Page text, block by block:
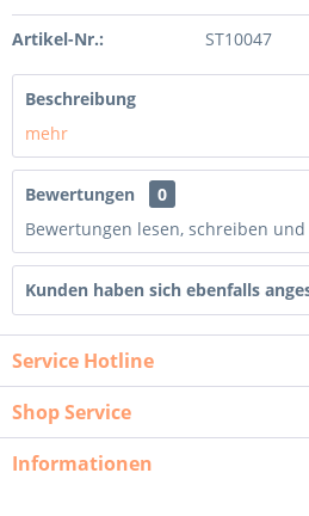
Artikel-Nr.: ST10047
Beschreibung
mehr
Bewertungen
0
Bewertungen lesen, schreiben
Kunden haben sich ebenfalls
Service Hotline
Shop Service
Informationen